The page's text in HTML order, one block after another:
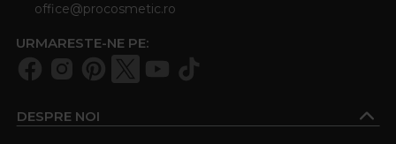
office@procosmetic.ro
URMARESTE-NE PE:
DESPRE NOI